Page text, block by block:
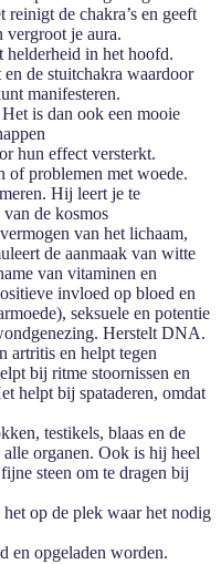
de chakra’s en geeft
vergroot je aura.
helderheid in het hoofd.
de stuitchakra waardoor
manifesteren.
is dan ook een mooie
hun effect versterkt.
of problemen met woede.
Hij leert je te
de kosmos
van het lichaam,
de aanmaak van witte
van vitaminen en
invloed op bloed en
seksuele en potentie
Herstelt DNA.
artritis en helpt tegen
bij ritme stoornissen en
helpt bij spataderen, omdat
testikels, blaas en de
organen. Ook is hij heel
steen om te dragen bij
op de plek waar het nodig
en opgeladen worden.